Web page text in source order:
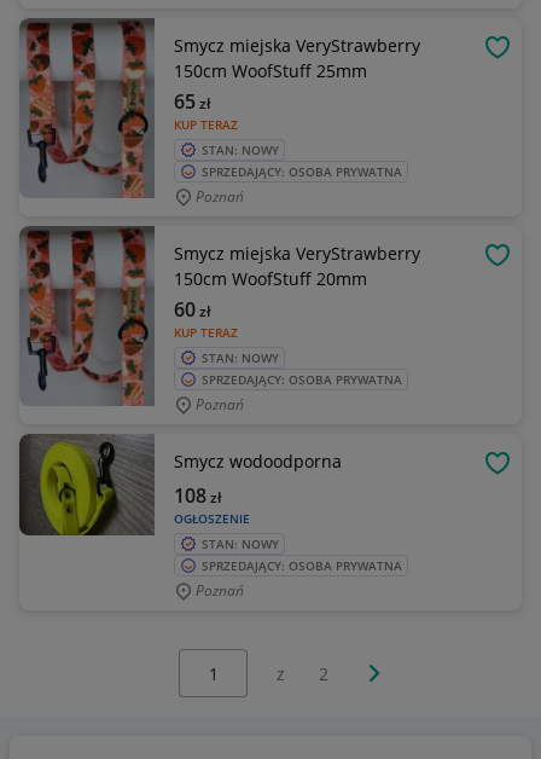
Smycz miejska VeryStrawberry
150cm WoofStuff 25mm
KUP TERAZ
65zł
STAN: NOWY
SPRZEDAJĄCY: OSOBA PRYWATNA
Poznań
Smycz miejska VeryStrawberry
150cm WoofStuff 20mm
KUP TERAZ
60zł
STAN: NOWY
SPRZEDAJĄCY: OSOBA PRYWATNA
Poznań
Smycz wodoodporna
OGŁOSZENIE
108zł
STAN: NOWY
SPRZEDAJĄCY: OSOBA PRYWATNA
Poznań
z 2 Następna strona